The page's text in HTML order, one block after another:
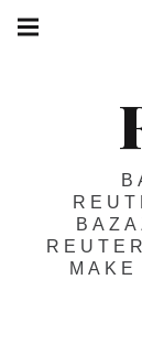
Springe
zum